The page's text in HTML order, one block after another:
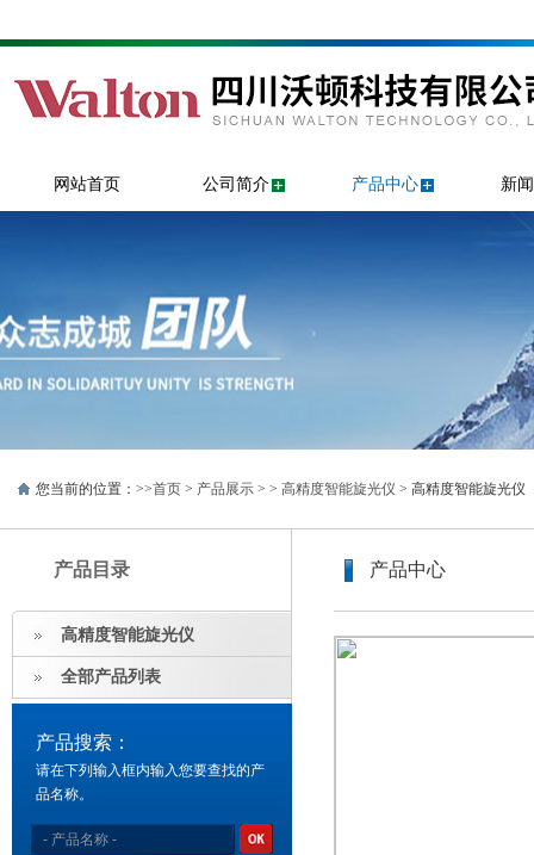
网站首页 公司简介 产品中心 新
您当前的位置：>>首页 > 产品展示 > > 高精度智能旋光仪 > 高精度智能旋光仪
产品目录
高精度智能旋光仪
全部产品列表
产品搜索：
请在下列输入框内输入您要查找的产
品名称。
产品中心